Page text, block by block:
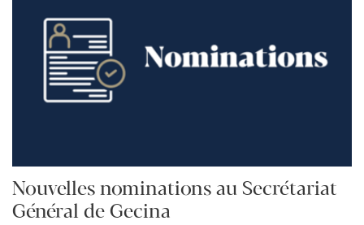
Nouvelles nominations au Secrétariat
Général de Gecina